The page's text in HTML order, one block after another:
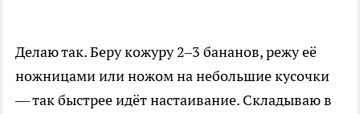
Делаю так. Беру кожуру 2–3 бананов, режу её
ножницами или ножом на небольшие кусочки
— так быстрее идёт настаивание. Складываю в